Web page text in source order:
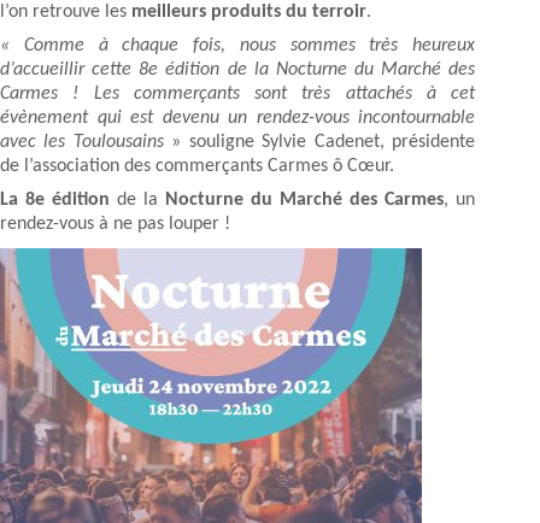
l’on retrouve les meilleurs produits du terroir.
« Comme à chaque fois, nous sommes très heureux
d’accueillir cette 8e édition de la Nocturne du Marché des
Carmes ! Les commerçants sont très attachés à cet
évènement qui est devenu un rendez-vous incontournable
avec les Toulousains » souligne Sylvie Cadenet, présidente
de l’association des commerçants Carmes ô Cœur.
La 8e éditionde la Nocturne du Marché des Carmes, un
rendez-vous à ne pas louper !